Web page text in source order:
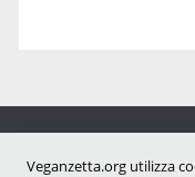
Notizie dal
Veganzetta.org utilizza